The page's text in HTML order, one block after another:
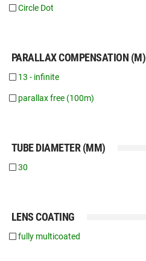
Circle Dot
PARALLAX COMPENSATION (M)
13 - infinite
parallax free (100m)
TUBE DIAMETER (MM)
30
LENS COATING
fully multicoated